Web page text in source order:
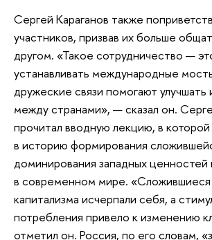
Сергей Караганов также
участников, призвав их больше
другом. «Такое сотрудничество —
устанавливать международные
дружеские связи помогают
между странами», — сказал он.
прочитал вводную лекцию, в которой
в историю формирования
доминирования западных ценностей
в современном мире.
капитализма исчерпали себя, а
потребления привело к изменению
отметил он. Россия, по его словам,